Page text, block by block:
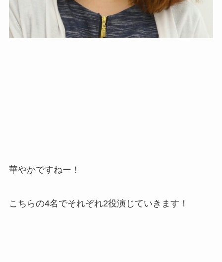
華やかですねー！
こちらの4名でそれぞれ2役演じていきます！